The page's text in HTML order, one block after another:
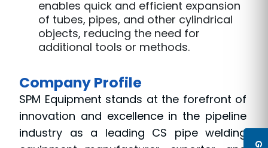
enables quick and efficient expansion
of tubes, pipes, and other cylindrical
objects, reducing the need for
additional tools or methods.
Company Profile
SPM Equipment stands at the forefront of
innovation and excellence in the pipeline
industry as a leading CS pipe welding